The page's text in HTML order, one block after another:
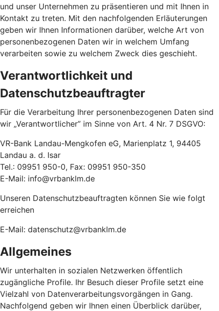
und unser Unternehmen zu präsentieren und mit Ihnen in
Kontakt zu treten. Mit den nachfolgenden Erläuterungen
geben wir Ihnen Informationen darüber, welche Art von
personenbezogenen Daten wir in welchem Umfang
verarbeiten sowie zu welchem Zweck dies geschieht.
Verantwortlichkeit und
Datenschutzbeauftragter
Für die Verarbeitung Ihrer personenbezogenen Daten sind
wir „Verantwortlicher” im Sinne von Art. 4 Nr. 7 DSGVO:
VR-Bank Landau-Mengkofen eG, Marienplatz 1, 94405
Landau a. d. Isar
Tel.: 09951 950-0, Fax: 09951 950-350
E-Mail: info@vrbanklm.de
Unseren Datenschutzbeauftragten können Sie wie folgt
erreichen
E-Mail: datenschutz@vrbanklm.de
Allgemeines
Wir unterhalten in sozialen Netzwerken öffentlich
zugängliche Profile. Ihr Besuch dieser Profile setzt eine
Vielzahl von Datenverarbeitungsvorgängen in Gang.
Nachfolgend geben wir Ihnen einen Überblick darüber,